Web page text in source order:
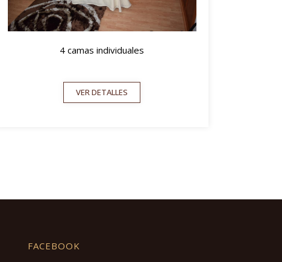
4 camas individuales
VER DETALLES
FACEBOOK